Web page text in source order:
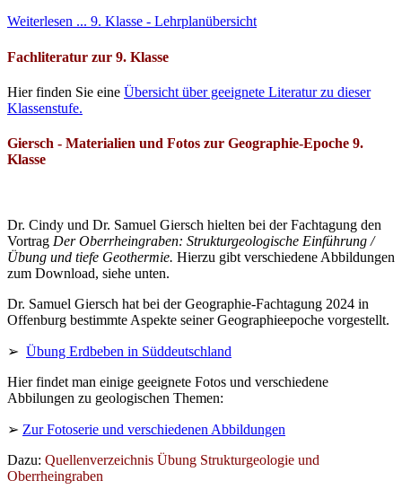
Weiterlesen ... 9. Klasse - Lehrplanübersicht
Fachliteratur zur 9. Klasse
Hier finden Sie eine Übersicht über geeignete Literatur zu dieser
Klassenstufe.
Giersch - Materialien und Fotos zur Geographie-Epoche 9.
Klasse
Dr. Cindy und Dr. Samuel Giersch hielten bei der Fachtagung den
Vortrag Der Oberrheingraben: Strukturgeologische Einführung /
Übung und tiefe Geothermie. Hierzu gibt verschiedene Abbildungen
zum Download, siehe unten.
Dr. Samuel Giersch hat bei der Geographie-Fachtagung 2024 in
Offenburg bestimmte Aspekte seiner Geographieepoche vorgestellt.
➢ Übung Erdbeben in Süddeutschland
Hier findet man einige geeignete Fotos und verschiedene
Abbilungen zu geologischen Themen:
➢ Zur Fotoserie und verschiedenen Abbildungen
Dazu: Quellenverzeichnis Übung Strukturgeologie und
Oberrheingraben